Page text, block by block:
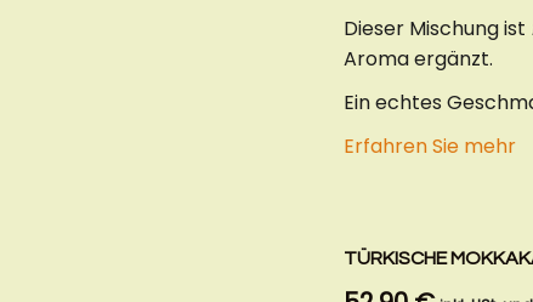
Dieser Mischung ist
Aroma ergänzt.
Ein echtes
Erfahren Sie mehr
TÜRKISCHE